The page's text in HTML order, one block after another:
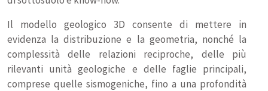
Il modello geologico 3D consente di mettere in
evidenza la distribuzione e la geometria, nonché la
complessità delle relazioni reciproche, delle più
rilevanti unità geologiche e delle faglie principali,
comprese quelle sismogeniche, fino a una profondità